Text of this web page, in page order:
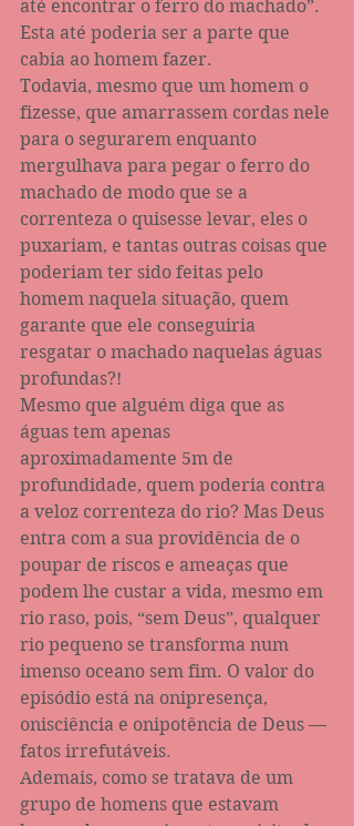
até encontrar o ferro do machado”.
Esta até poderia ser a parte que
cabia ao homem fazer.
Todavia, mesmo que um homem o
fizesse, que amarrassem cordas nele
para o segurarem enquanto
mergulhava para pegar o ferro do
machado de modo que se a
correnteza o quisesse levar, eles o
puxariam, e tantas outras coisas que
poderiam ter sido feitas pelo
homem naquela situação, quem
garante que ele conseguiria
resgatar o machado naquelas águas
profundas?!
Mesmo que alguém diga que as
águas tem apenas
aproximadamente 5m de
profundidade, quem poderia contra
a veloz correnteza do rio? Mas Deus
entra com a sua providência de o
poupar de riscos e ameaças que
podem lhe custar a vida, mesmo em
rio raso, pois, “sem Deus”, qualquer
rio pequeno se transforma num
imenso oceano sem fim. O valor do
episódio está na onipresença,
onisciência e onipotência de Deus —
fatos irrefutáveis.
Ademais, como se tratava de um
grupo de homens que estavam